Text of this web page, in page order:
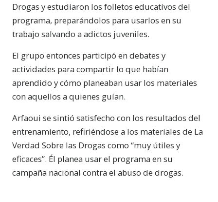
Drogas y estudiaron los folletos educativos del
programa, preparándolos para usarlos en su
trabajo salvando a adictos juveniles.
El grupo entonces participó en debates y
actividades para compartir lo que habían
aprendido y cómo planeaban usar los materiales
con aquellos a quienes guían.
Arfaoui se sintió satisfecho con los resultados del
entrenamiento, refiriéndose a los materiales de La
Verdad Sobre las Drogas como “muy útiles y
eficaces”. Él planea usar el programa en su
campaña nacional contra el abuso de drogas.